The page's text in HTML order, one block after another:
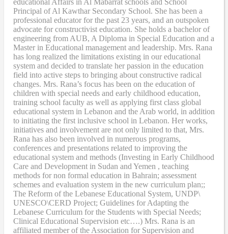
Principal of Al Kawthar Secondary School. She has been a
professional educator for the past 23 years, and an outspoken
advocate for constructivist education. She holds a bachelor of
engineering from AUB, A Diploma in Special Education and a
Master in Educational management and leadership. Mrs. Rana
has long realized the limitations existing in our educational
system and decided to translate her passion in the education
field into active steps to bringing about constructive radical
changes. Mrs. Rana’s focus has been on the education of
children with special needs and early childhood education,
training school faculty as well as applying first class global
educational system in Lebanon and the Arab world, in addition
to initiating the first inclusive school in Lebanon. Her works,
initiatives and involvement are not only limited to that, Mrs.
Rana has also been involved in numerous programs,
conferences and presentations related to improving the
educational system and methods (Investing in Early Childhood
Care and Development in Sudan and Yemen , teaching
methods for non formal education in Bahrain; assessment
schemes and evaluation system in the new curriculum plan;;
The Reform of the Lebanese Educational System, UNDP\
UNESCO\CERD Project; Guidelines for Adapting the
Lebanese Curriculum for the Students with Special Needs;
Clinical Educational Supervision etc….) Mrs. Rana is an
affiliated member of the Association for Supervision and